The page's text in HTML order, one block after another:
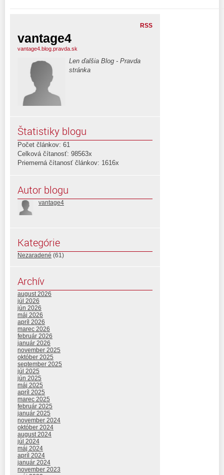
RSS
vantage4
vantage4.blog.pravda.sk
Len ďalšia Blog - Pravda
stránka
Štatistiky blogu
Počet článkov: 61
Celková čítanosť: 98563x
Priemerná čítanosť článkov: 1616x
Autor blogu
vantage4
Kategórie
Nezaradené (61)
Archív
august 2026
júl 2026
jún 2026
máj 2026
apríl 2026
marec 2026
február 2026
január 2026
november 2025
október 2025
september 2025
júl 2025
jún 2025
máj 2025
apríl 2025
marec 2025
február 2025
január 2025
november 2024
október 2024
august 2024
júl 2024
máj 2024
apríl 2024
január 2024
november 2023